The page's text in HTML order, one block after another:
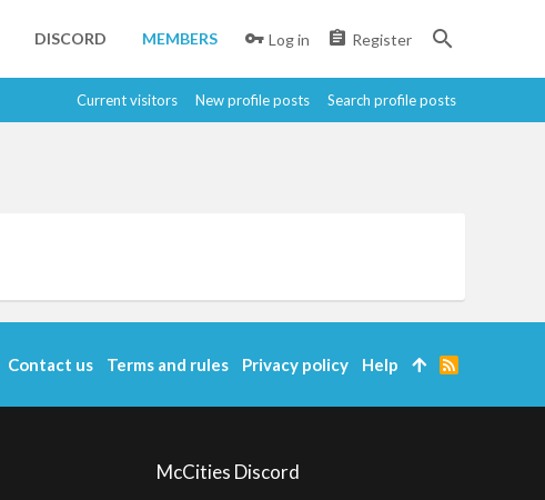
DISCORD MEMBERS Log in Register
Current visitors New profile posts Search profile posts
McCities Discord
Contact us Terms and rules Privacy policy Help
R